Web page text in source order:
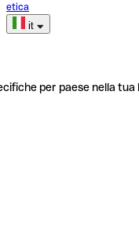
etica
it
per paese nella tua